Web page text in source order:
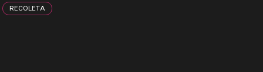
RECOLETA